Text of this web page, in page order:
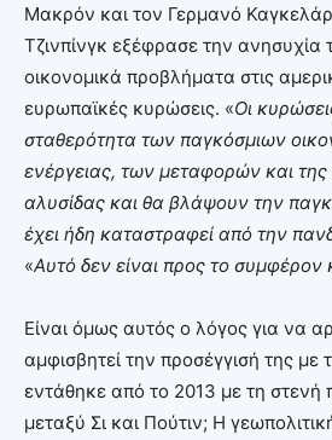
Μακρόν και τον Γερμανό
Τζινπίνγκ εξέφρασε την ανησυχία
οικονομικά προβλήματα στις
ευρωπαϊκές κυρώσεις. «Οι
σταθερότητα των παγκόσμιων
ενέργειας, των μεταφορών και της
αλυσίδας και θα βλάψουν την
έχει ήδη καταστραφεί από την
«Αυτό δεν είναι προς το συμφέρον
Είναι όμως αυτός ο λόγος για να
αμφισβητεί την προσέγγισή της
εντάθηκε από το 2013 με τη στενή
μεταξύ Σι και Πούτιν; Η